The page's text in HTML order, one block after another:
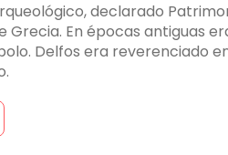
declarado
Grecia. En épocas antiguas
Delfos era reverenciado